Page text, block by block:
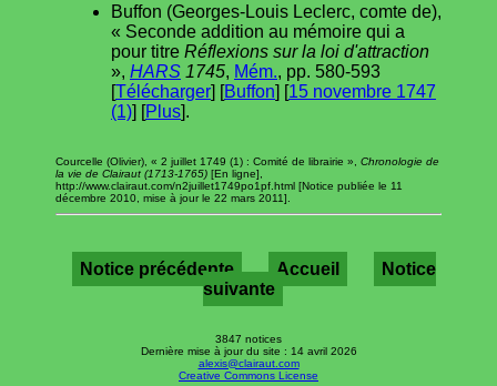
Buffon (Georges-Louis Leclerc, comte de),
« Seconde addition au mémoire qui a
pour titre Réflexions sur la loi d'attraction
», HARS 1745, Mém., pp. 580-593
[Télécharger] [Buffon] [15 novembre 1747
(1)] [Plus].
Courcelle (Olivier), « 2 juillet 1749 (1) : Comité de librairie », Chronologie de
la vie de Clairaut (1713-1765) [En ligne],
http://www.clairaut.com/n2juillet1749po1pf.html [Notice publiée le 11
décembre 2010, mise à jour le 22 mars 2011].
Notice précédente Accueil
Notice
suivante
3847 notices
Dernière mise à jour du site : 14 avril 2026
alexis@clairaut.com
Creative Commons License